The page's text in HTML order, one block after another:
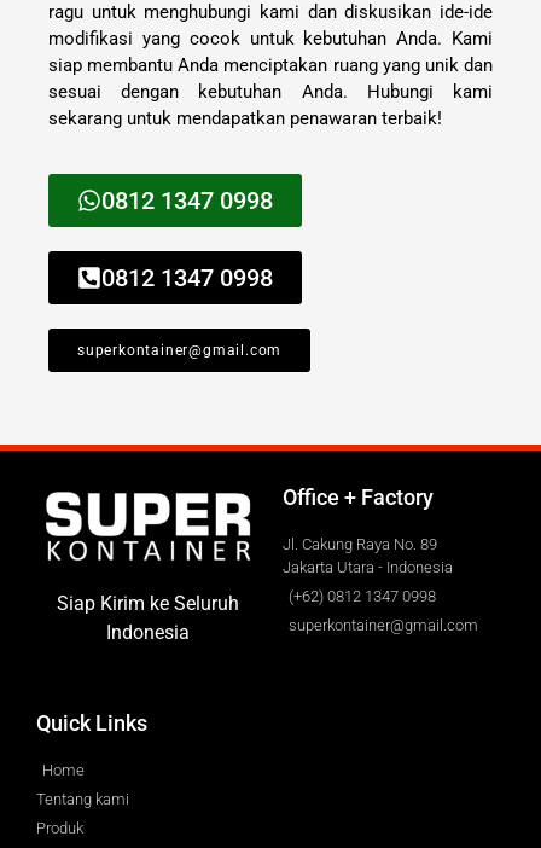
ragu untuk menghubungi kami dan diskusikan ide-ide
modifikasi yang cocok untuk kebutuhan Anda. Kami
siap membantu Anda menciptakan ruang yang unik dan
sesuai dengan kebutuhan Anda. Hubungi kami
sekarang untuk mendapatkan penawaran terbaik!
0812 1347 0998
0812 1347 0998
superkontainer@gmail.com
Siap Kirim ke Seluruh
Indonesia
Office + Factory
Jl. Cakung Raya No. 89
Jakarta Utara - Indonesia
(+62) 0812 1347 0998
superkontainer@gmail.com
Quick Links
Home
Tentang kami
Produk